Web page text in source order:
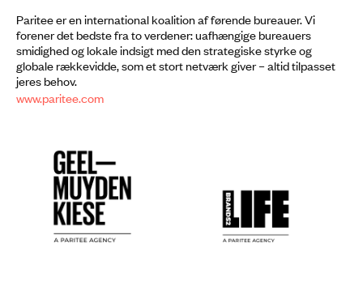
Paritee er en international koalition af førende bureauer. Vi
forener det bedste fra to verdener: uafhængige bureauers
smidighed og lokale indsigt med den strategiske styrke og
globale rækkevidde, som et stort netværk giver – altid tilpasset
jeres behov.
www.paritee.com